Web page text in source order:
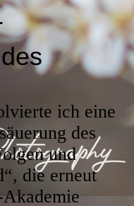
ich eine
des
und
die erneut